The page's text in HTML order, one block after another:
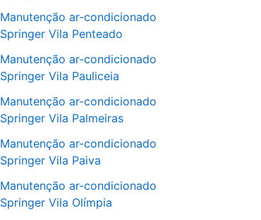
Manutenção ar-condicionado
Springer Vila Penteado
Manutenção ar-condicionado
Springer Vila Pauliceia
Manutenção ar-condicionado
Springer Vila Palmeiras
Manutenção ar-condicionado
Springer Vila Paiva
Manutenção ar-condicionado
Springer Vila Olímpia